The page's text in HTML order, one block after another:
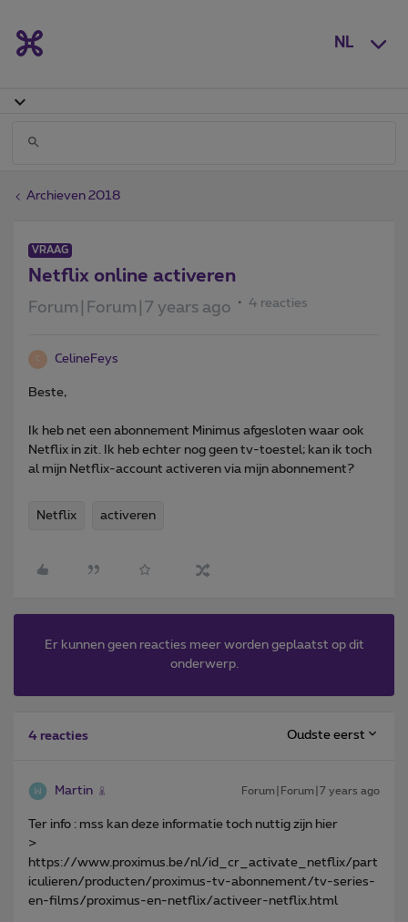
NL
Archieven 2018
VRAAG
Netflix online activeren
Forum|Forum|7 years ago 4 reacties
C CelineFeys
Beste,
Ik heb net een abonnement Minimus afgesloten waar ook
Netflix in zit. Ik heb echter nog geen tv-toestel; kan ik toch
al mijn Netflix-account activeren via mijn abonnement?
Netflix activeren
Er kunnen geen reacties meer worden geplaatst op dit
onderwerp.
4 reacties Oudste eerst
Martin Forum|Forum|7 years ago
Ter info : mss kan deze informatie toch nuttig zijn hier
>
https://www.proximus.be/nl/id_cr_activate_netflix/part
iculieren/producten/proximus-tv-abonnement/tv-series-
en-films/proximus-en-netflix/activeer-netflix.html